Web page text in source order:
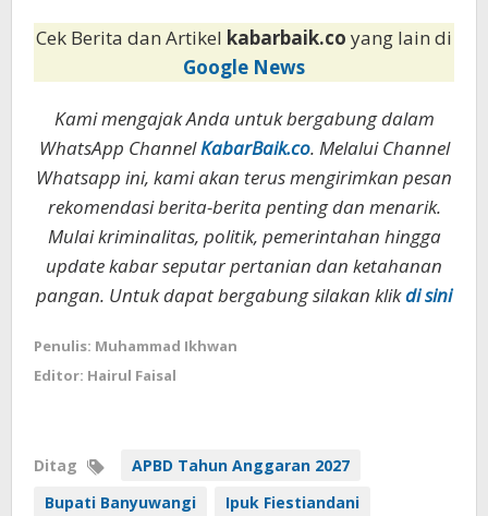
Cek Berita dan Artikel kabarbaik.co yang lain di
Google News
Kami mengajak Anda untuk bergabung dalam
WhatsApp ChannelKabarBaik.co. Melalui Channel
Whatsapp ini, kami akan terus mengirimkan pesan
rekomendasi berita-berita penting dan menarik.
Mulai kriminalitas, politik, pemerintahan hingga
update kabar seputar pertanian dan ketahanan
pangan. Untuk dapat bergabung silakan klikdi sini
Penulis: Muhammad Ikhwan
Editor: Hairul Faisal
Ditag
APBD Tahun Anggaran 2027
Bupati Banyuwangi
Ipuk Fiestiandani